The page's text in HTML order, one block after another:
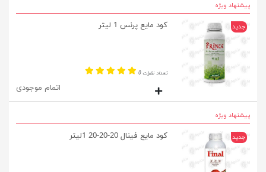
پیشنهاد ویژه
جدید کود مایع پرنس 1 لیتر
تعداد نظرات 0
اتمام موجودی
پیشنهاد ویژه
جدید کود مایع فینال 20-20-20 1لیتر